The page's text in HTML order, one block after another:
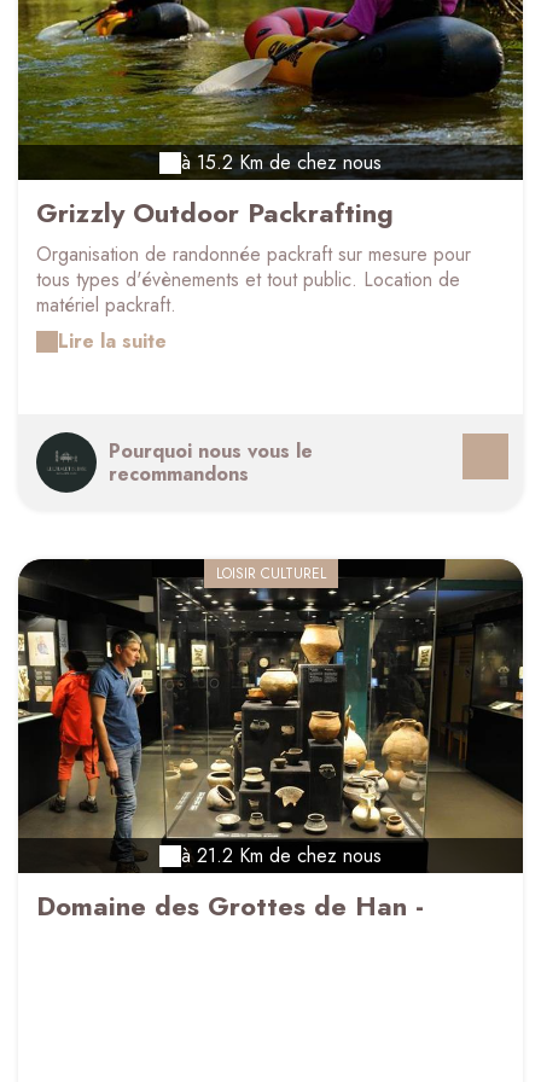
à 15.2 Km de chez nous
Grizzly Outdoor Packrafting
Organisation de randonnée packraft sur mesure pour
tous types d'évènements et tout public. Location de
matériel packraft.
Lire la suite
Pourquoi nous vous le
recommandons
LOISIR CULTUREL
à 21.2 Km de chez nous
Domaine des Grottes de Han -